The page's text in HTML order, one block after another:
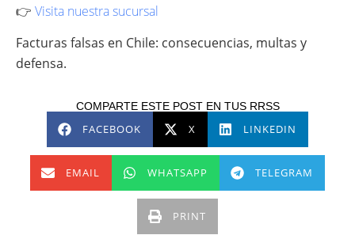
👉 Visita nuestra sucursal
Facturas falsas en Chile: consecuencias, multas y
defensa.
COMPARTE ESTE POST EN TUS RRSS
FACEBOOK X LINKEDIN
EMAIL WHATSAPP TELEGRAM
PRINT